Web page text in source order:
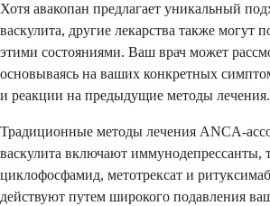
Хотя авакопан предлагает уникальный
васкулита, другие лекарства также могут
этими состояниями. Ваш врач может
основываясь на ваших конкретных
и реакции на предыдущие методы лечения.
Традиционные методы лечения ANCA-
васкулита включают иммунодепрессанты,
циклофосфамид, метотрексат и
действуют путем широкого подавления